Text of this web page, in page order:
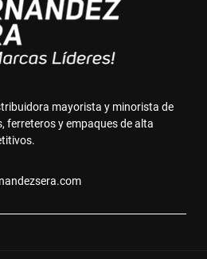
mayorista y minorista de
ferreteros y empaques de alta